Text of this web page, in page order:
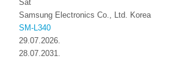
Sat
Samsung Electronics Co., Ltd. Korea
SM-L340
29.07.2026.
28.07.2031.